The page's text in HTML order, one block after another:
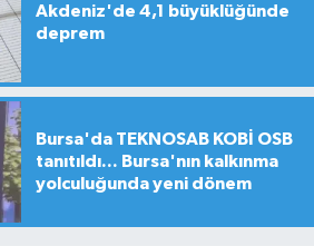
Akdeniz'de 4,1 büyüklüğünde
deprem
Bursa'da TEKNOSAB KOBİ OSB
tanıtıldı... Bursa'nın kalkınma
yolculuğunda yeni dönem